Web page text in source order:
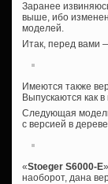
Заранее
выше, ибо
моделей.
Итак, перед вами
Имеются также
Выпускаются как
Следующая
с версией в
«Stoeger S6000-E
наоборот, дана